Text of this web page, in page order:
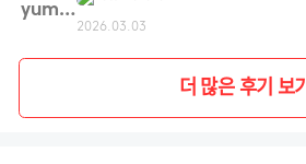
yumi9**
2026.03.03
더 많은 후기 보기